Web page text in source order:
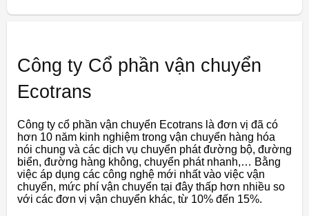
Công ty Cổ phần vận chuyển
Ecotrans
Công ty cổ phần vận chuyển Ecotrans là đơn vị đã có
hơn 10 năm kinh nghiệm trong vận chuyển hàng hóa
nói chung và các dịch vụ chuyển phát đường bộ, đường
biển, đường hàng không, chuyển phát nhanh,… Bằng
việc áp dụng các công nghệ mới nhất vào việc vận
chuyển, mức phí vận chuyển tại đây thấp hơn nhiều so
với các đơn vị vận chuyển khác, từ 10% đến 15%.